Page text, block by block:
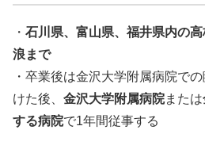
・ 石川 県、富山県、福井県内の
浪まで
・卒業後は金沢大学附属病院で
けた後、 金沢大学附属病院または
する病院で1年間従事する